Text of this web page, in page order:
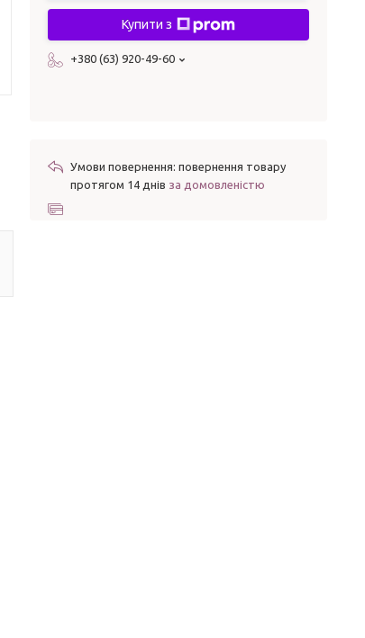
Купити з
+380 (63) 920-49-60
повернення товару
протягом 14 днів за домовленістю